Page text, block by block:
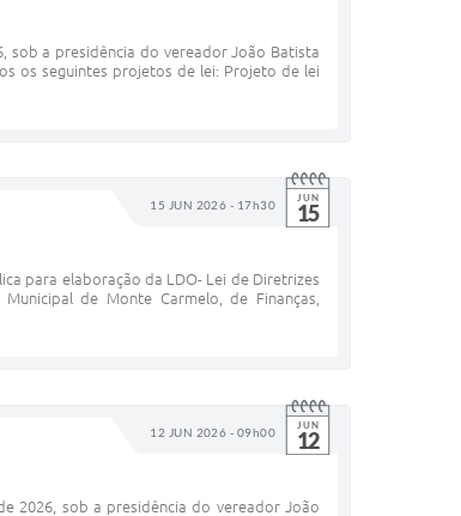
sob a presidência do vereador João Batista
os seguintes projetos de lei: Projeto de lei
15 JUN 2026 - 17h30 JUN
15
para elaboração da LDO- Lei de Diretrizes
de Monte Carmelo, de Finanças,
12 JUN 2026 - 09h00 JUN
12
2026, sob a presidência do vereador João